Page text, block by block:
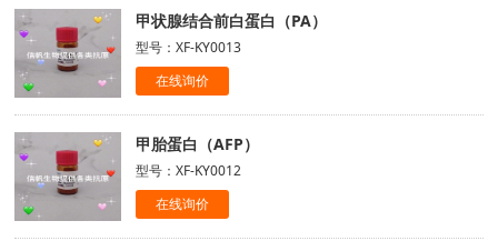
甲状腺结合前白蛋白（PA）
型号：XF-KY0013
在线询价
甲胎蛋白（AFP）
型号：XF-KY0012
在线询价